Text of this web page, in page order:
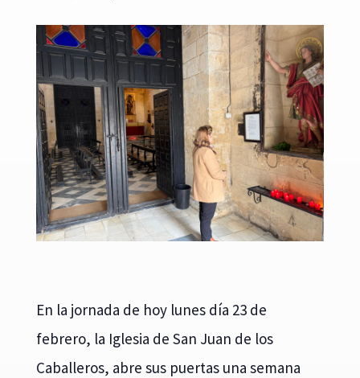
En la jornada de hoy lunes día 23 de
febrero, la Iglesia de San Juan de los
Caballeros, abre sus puertas una semana